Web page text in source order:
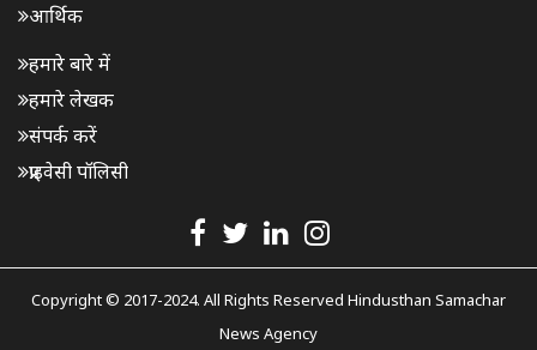
आर्थिक
हमारे बारे में
हमारे लेखक
संपर्क करें
प्राइवेसी पॉलिसी
Copyright © 2017-2024. All Rights Reserved Hindusthan Samachar
News Agency